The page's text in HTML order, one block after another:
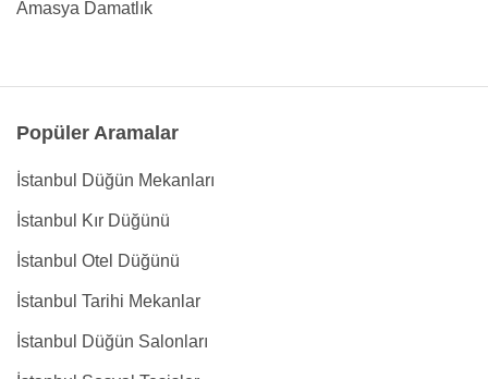
Amasya Damatlık
Popüler Aramalar
İstanbul Düğün Mekanları
İstanbul Kır Düğünü
İstanbul Otel Düğünü
İstanbul Tarihi Mekanlar
İstanbul Düğün Salonları